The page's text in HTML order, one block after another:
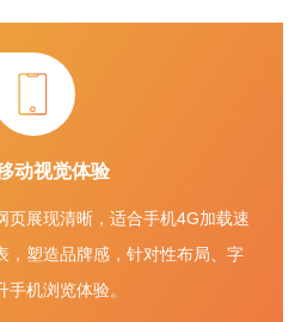
动视觉体验
页展现清晰，适合手机4G加载速
，塑造品牌感，针对性布局、字
机浏览体验。